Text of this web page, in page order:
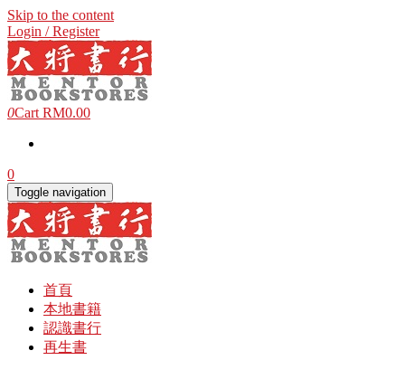
Skip to the content
Login / Register
0Cart RM0.00
0
Toggle navigation
首頁
本地書籍
認識書行
再生書